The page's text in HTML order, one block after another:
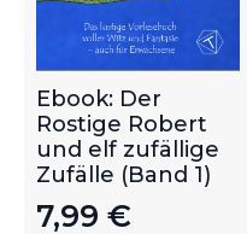
Ebook: Der
Rostige Robert
und elf zufällige
Zufälle (Band 1)
7,99 €